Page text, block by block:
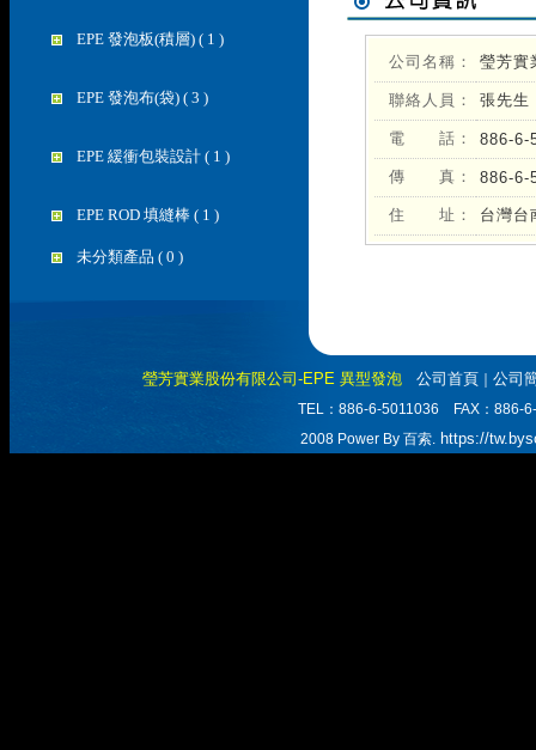
EPE 發泡板(積層) ( 1 )
EPE 發泡布(袋) ( 3 )
EPE 緩衝包裝設計 ( 1 )
EPE ROD 填縫棒 ( 1 )
未分類產品 ( 0 )
公司名稱： 瑩芳實
聯絡人員： 張先生
電 話： 886-6-
傳 真： 886-6-
住 址： 台灣台
瑩芳實業股份有限公司-EPE 異型發泡 公司首頁 公司
TEL：886-6-5011036 FAX：886-
2008 Power By 百索. https://